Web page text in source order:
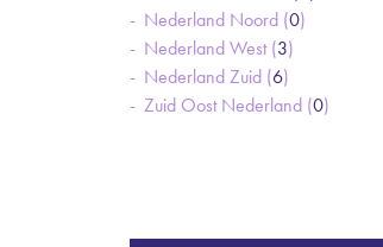
Nederland Noord (0)
Nederland West (3)
Nederland Zuid (6)
Zuid Oost Nederland (0)